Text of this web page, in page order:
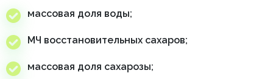
массовая доля воды;
МЧ восстановительных сахаров;
массовая доля сахарозы;